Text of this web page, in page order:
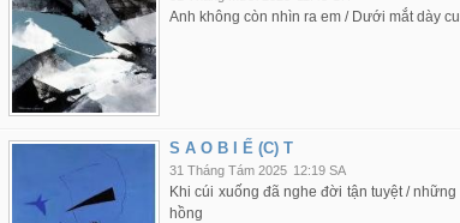
Anh không còn nhìn ra em / Dưới mắt dày
S A O B I Ế (C) T
31 Tháng Tám 2025 12:19 SA
Khi cúi xuống đã nghe đời tận tuyệt /
hồng